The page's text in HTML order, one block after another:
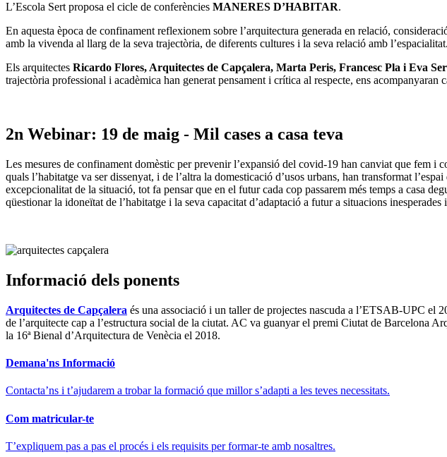
L’Escola Sert proposa el cicle de conferències MANERES D’HABITAR.
En aquesta època de confinament reflexionem sobre l’arquitectura generada en relació,
amb la vivenda al llarg de la seva trajectòria, de diferents cultures i la seva relació amb l’espacialitat.
Els arquitectes Ricardo Flores, Arquitectes de Capçalera, Marta Peris, Francesc Pla i Eva
trajectòria professional i acadèmica han generat pensament i crítica al respecte, ens acompanyaran
2n Webinar: 19 de maig - Mil cases a casa teva
Les mesures de confinament domèstic per prevenir l’expansió del covid-19 han canviat que fem i
quals l’habitatge va ser dissenyat, i de l’altra la domesticació d’usos urbans, han transformat
excepcionalitat de la situació, tot fa pensar que en el futur cada cop passarem més temps a casa
qüestionar la idoneïtat de l’habitatge i la seva capacitat d’adaptació a futur a situacions inesperades
Informació dels ponents
Arquitectes de Capçalera és una associació i un taller de projectes nascuda a l’ETSAB-UPC el
de l’arquitecte cap a l’estructura social de la ciutat. AC va guanyar el premi Ciutat de Barcelona
la 16ª Bienal d’Arquitectura de Venècia el 2018.
Demana'ns Informació
Contacta’ns i t’ajudarem a trobar la formació que millor s’adapti a les teves necessitats.
Com matricular-te
T’expliquem pas a pas el procés i els requisits per formar-te amb nosaltres.